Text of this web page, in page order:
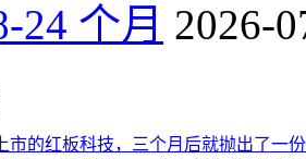
24 个月 2026-
市的红板科技，三个月后就抛出了一